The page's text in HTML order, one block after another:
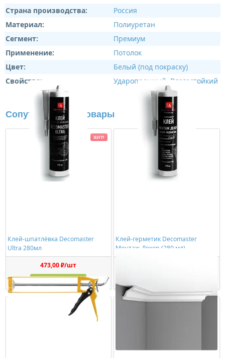
Страна производства:
Россия
Материал:
Полиуретан
Сегмент:
Премиум
Применение:
Потолок
Цвет:
Белый (под покраску)
Свойства:
Ударопрочный Влагостойкий
Сопутствующие товары
Клей-шпатлёвка Decomaster
Ultra 280мл
473,00 ₽/шт
Купить
ХИТ!
Клей-герметик Decomaster
Монтаж-Декор (280 мл)